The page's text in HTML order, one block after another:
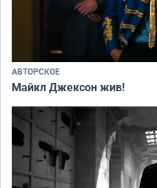
АВТОРСКОЕ
Майкл Джексон жив!